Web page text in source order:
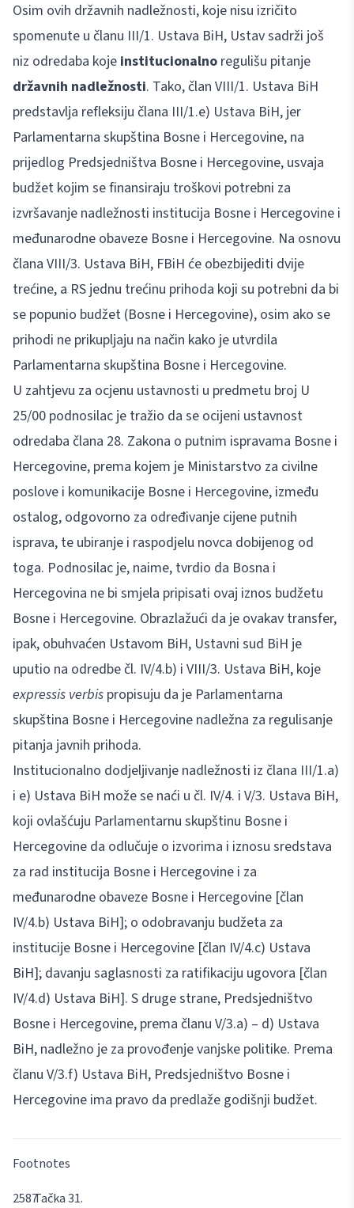
Osim ovih državnih nadležnosti, koje nisu izričito
spomenute u članu III/1. Ustava BiH, Ustav sadrži još
niz odredaba koje institucionalno regulišu pitanje
državnih nadležnosti. Tako, član VIII/1. Ustava BiH
predstavlja refleksiju člana III/1.e) Ustava BiH, jer
Parlamentarna skupština Bosne i Hercegovine, na
prijedlog Predsjedništva Bosne i Hercegovine, usvaja
budžet kojim se finansiraju troškovi potrebni za
izvršavanje nadležnosti institucija Bosne i Hercegovine i
međunarodne obaveze Bosne i Hercegovine. Na osnovu
člana VIII/3. Ustava BiH, FBiH će obezbijediti dvije
trećine, a RS jednu trećinu prihoda koji su potrebni da bi
se popunio budžet (Bosne i Hercegovine), osim ako se
prihodi ne prikupljaju na način kako je utvrdila
Parlamentarna skupština Bosne i Hercegovine.
U zahtjevu za ocjenu ustavnosti u predmetu broj U
25/00 podnosilac je tražio da se ocijeni ustavnost
odredaba člana 28. Zakona o putnim ispravama Bosne i
Hercegovine, prema kojem je Ministarstvo za civilne
poslove i komunikacije Bosne i Hercegovine, između
ostalog, odgovorno za određivanje cijene putnih
isprava, te ubiranje i raspodjelu novca dobijenog od
toga. Podnosilac je, naime, tvrdio da Bosna i
Hercegovina ne bi smjela pripisati ovaj iznos budžetu
Bosne i Hercegovine. Obrazlažući da je ovakav transfer,
ipak, obuhvaćen Ustavom BiH, Ustavni sud BiH je
uputio na odredbe čl. IV/4.b) i VIII/3. Ustava BiH, koje
expressis verbis propisuju da je Parlamentarna
skupština Bosne i Hercegovine nadležna za regulisanje
pitanja javnih prihoda.
Institucionalno dodjeljivanje nadležnosti iz člana III/1.a)
i e) Ustava BiH može se naći u čl. IV/4. i V/3. Ustava BiH,
koji ovlašćuju Parlamentarnu skupštinu Bosne i
Hercegovine da odlučuje o izvorima i iznosu sredstava
za rad institucija Bosne i Hercegovine i za
međunarodne obaveze Bosne i Hercegovine [član
IV/4.b) Ustava BiH]; o odobravanju budžeta za
institucije Bosne i Hercegovine [član IV/4.c) Ustava
BiH]; davanju saglasnosti za ratifikaciju ugovora [član
IV/4.d) Ustava BiH]. S druge strane, Predsjedništvo
Bosne i Hercegovine, prema članu V/3.a) – d) Ustava
BiH, nadležno je za provođenje vanjske politike. Prema
članu V/3.f) Ustava BiH, Predsjedništvo Bosne i
Hercegovine ima pravo da predlaže godišnji budžet.
Footnotes
Tačka 31.